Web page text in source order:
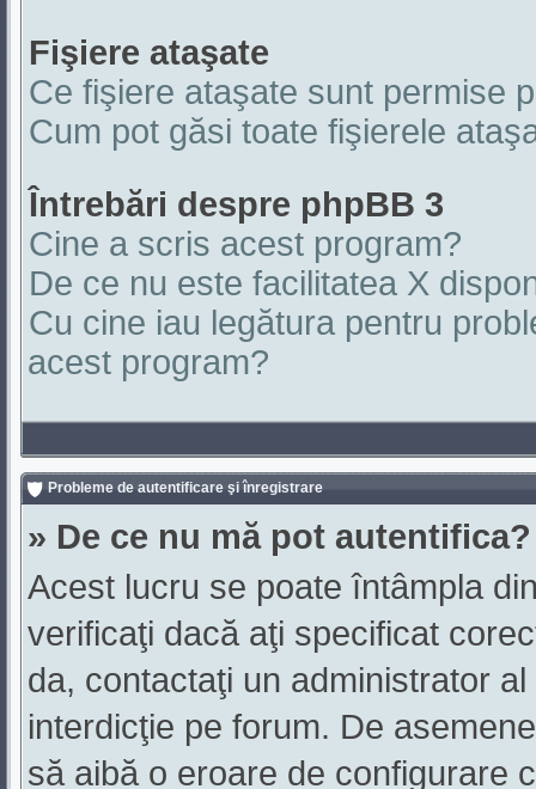
Fişiere ataşate
Ce fişiere ataşate sunt permise
Cum pot găsi toate fişierele
Întrebări despre phpBB 3
Cine a scris acest program?
De ce nu este facilitatea X
Cu cine iau legătura pentru
acest program?
Probleme de autentificare şi înregistrare
» De ce nu mă pot autentifica?
Acest lucru se poate întâmpla
verificaţi dacă aţi specificat
da, contactaţi un administrator
interdicţie pe forum. De
să aibă o eroare de configurare